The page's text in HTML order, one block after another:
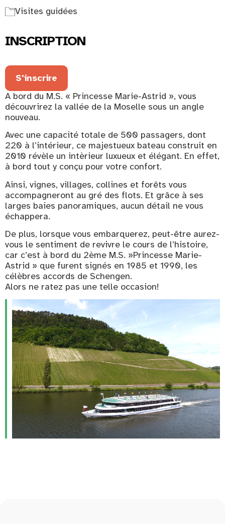
Visites guidées
INSCRIPTION
S'inscrire
A bord du M.S. « Princesse Marie-Astrid », vous
découvrirez la vallée de la Moselle sous un angle
nouveau.
Avec une capacité totale de 500 passagers, dont
220 à l’intérieur, ce majestueux bateau construit en
2010 révèle un intèrieur luxueux et élégant. En effet,
à bord tout y conçu pour votre confort.
Ainsi, vignes, villages, collines et forêts vous
accompagneront au gré des flots. Et grâce à ses
larges baies panoramiques, aucun détail ne vous
échappera.
De plus, lorsque vous embarquerez, peut-être aurez-
vous le sentiment de revivre le cours de l’histoire,
car c’est à bord du 2ème M.S. »Princesse Marie-
Astrid » que furent signés en 1985 et 1990, les
célèbres accords de Schengen.
Alors ne ratez pas une telle occasion!